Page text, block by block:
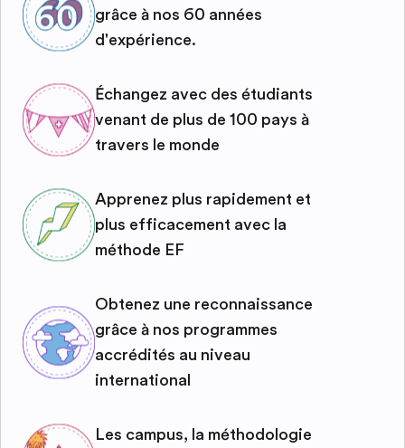
grâce à nos 60 années
d'expérience.
Échangez avec des étudiants
venant de plus de 100 pays à
travers le monde
Apprenez plus rapidement et
plus efficacement avec la
méthode EF
Obtenez une reconnaissance
grâce à nos programmes
accrédités au niveau
international
Les campus, la méthodologie